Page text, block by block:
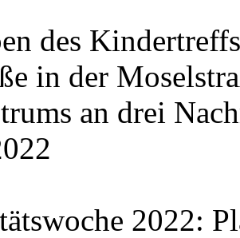
des
in der
an drei
2022: